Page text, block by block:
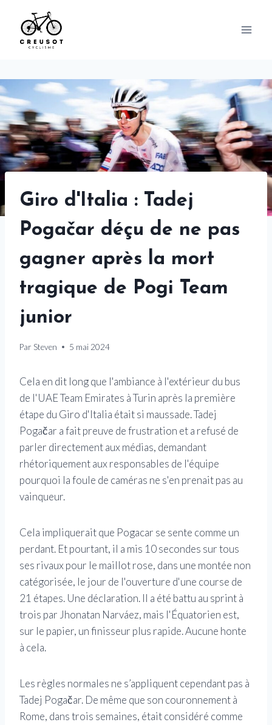
content
Giro d'Italia : Tadej
Pogačar déçu de ne pas
gagner après la mort
tragique de Pogi Team
junior
Par Steven 5 mai 2024
Cela en dit long que l'ambiance à l'extérieur du bus
de l'UAE Team Emirates à Turin après la première
étape du Giro d'Italia était si maussade. Tadej
Pogačar a fait preuve de frustration et a refusé de
parler directement aux médias, demandant
rhétoriquement aux responsables de l'équipe
pourquoi la foule de caméras ne s'en prenait pas au
vainqueur.
Cela impliquerait que Pogacar se sente comme un
perdant. Et pourtant, il a mis 10 secondes sur tous
ses rivaux pour le maillot rose, dans une montée non
catégorisée, le jour de l'ouverture d'une course de
21 étapes. Une déclaration. Il a été battu au sprint à
trois par Jhonatan Narváez, mais l'Équatorien est,
sur le papier, un finisseur plus rapide. Aucune honte
à cela.
Les règles normales ne s’appliquent cependant pas à
Tadej Pogačar. De même que son couronnement à
Rome, dans trois semaines, était considéré comme